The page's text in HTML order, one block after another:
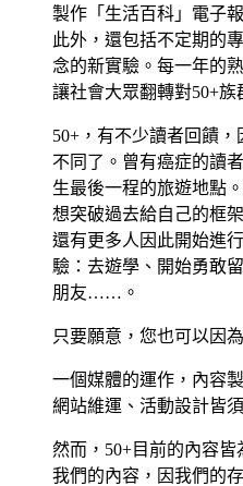
製作「生活百科」電子
此外，還包括不定期的
念的新實驗。每一年的
讓社會大眾翻轉對50+族
50+，有不少讀者回饋
不同了。曾有癌症的讀
生最後一程的旅遊地點
想突破過去給自己的框
還有更多人因此開始進
驗：去遊學、開始勇敢
朋友……。
只要願意，您也可以因
一個媒體的運作，內容
網站維運、活動設計皆
然而，50+目前的內容
我們的內容，因我們的